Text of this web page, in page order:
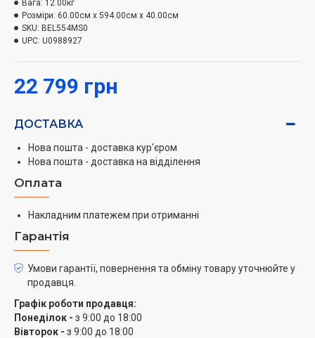
випромінювання. Також варто відзначити, що
дверцята відкриваються одним натисненням на
кнопку, а передбачені
смачні страви, а й значно заощадити час. Якщо ви
хочете приготувати м'ясо або курочку з апетитною і
гриля. Мікрохвильова піч легко очищається від
забруднень, а просте і зрозуміле електронне
управління розташоване на лицьовій частині приладу,
де інформація виводиться на LED-дисплей.
Вибираючи
надійного і вірного помічника, який буде радувати
своїм функціоналом під час всього терміну активної
експлуатації.
22 799 грн
Вага: 12.00кг
Розміри: 60.00см x 594.00см x 40.00см
SKU: BEL554MS0
UPC: U0988927
ДОСТАВКА
Нова пошта - доставка кур'єром
Нова пошта - доставка на відділення
Оплата
Накладним платежем при отриманні
Гарантія
Умови гарантії, повернення та обміну товару уточнюйте у
продавця.
Графік роботи продавця:
Понеділок - з 9:00 до 18:00
Вівторок - з 9:00 до 18:00